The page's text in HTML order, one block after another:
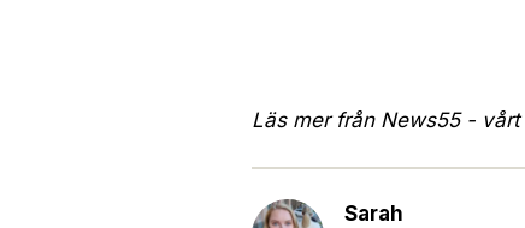
Läs mer från News55 -
Sarah